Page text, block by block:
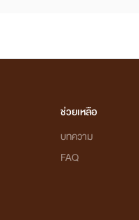
ช่วยเหลือ
บทความ
FAQ